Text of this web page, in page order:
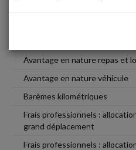
Avantage en nature
Avantage en nature repas et
Avantage en nature véhicule
Barèmes kilométriques
Frais professionnels :
grand déplacement
Frais professionnels :